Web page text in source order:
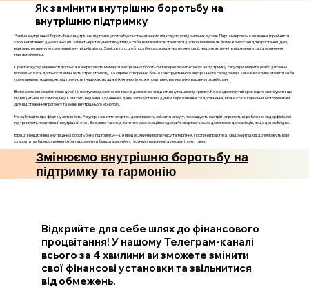
Як замінити внутрішню боротьбу на
внутрішню підтримку
Заміна внутрішньої боротьби на внутрішню підтримку потребує систематичного підходу та усвідомлених зусиль. Першим кроком є визнання і прийняття
своїх негативних думок і емоцій. Замініть критику на співчуття до себе, намагайтеся ставитися до своїх помилок як до можливостей для зростання. Далі,
важливо розвинути позитивний внутрішній діалог. Замість того, щоб постійно зосереджуватися на своїх недоліках, почніть відзначати свої досягнення,
навіть найменші.
Практика усвідомленості допоможе зафіксувати моменти внутрішньої боротьби та переключити фокус на підтримку. Регулярні медитації або дихальні
вправи можуть допомогти зменшити стрес і тривогу, що сприяє створенню більш конструктивного внутрішнього середовища. Також важливо оточити себе
позитивними людьми, які підтримують і надихають, адже їхня енергія може позитивно впливати на ваш внутрішній стан.
Встановлення реалістичних цілей і їх поступове досягнення також допоможе зміцнити внутрішню підтримку. Кожен досягнутий крок варто святкувати, що
підвищить вашу самооцінку. Крім того, ведення щоденника, де ви записуєте свої думки, переживання та досягнення, може стати корисним інструментом
для відстеження прогресу та зміни внутрішнього монологу.
Не забувайте про фізичну активність. Регулярні заняття спортом допомагають знімати напругу, покращують настрій і сприяють виробленню ендорфінів, які
підтримують позитивний внутрішній стан. Важливо також дбати про своє емоційне здоров’я, звертаючись за допомогою до фахівців, якщо це необхідно.
Врешті-решт, зміна внутрішньої боротьби на підтримку — це процес, який вимагає часу та терпіння. Постійна практика і свідомий підхід допоможуть вам
створити глибше розуміння себе та розвинути більш гармонійні стосунки з власними думками і почуттями.
Змінюємо внутрішню боротьбу на
підтримку та гармонію
Відкрийте для себе шлях до фінансового
процвітання! У нашому Телеграм-каналі
всього за 4 хвилини ви зможете змінити
свої фінансові установки та звільнитися
від обмежень.